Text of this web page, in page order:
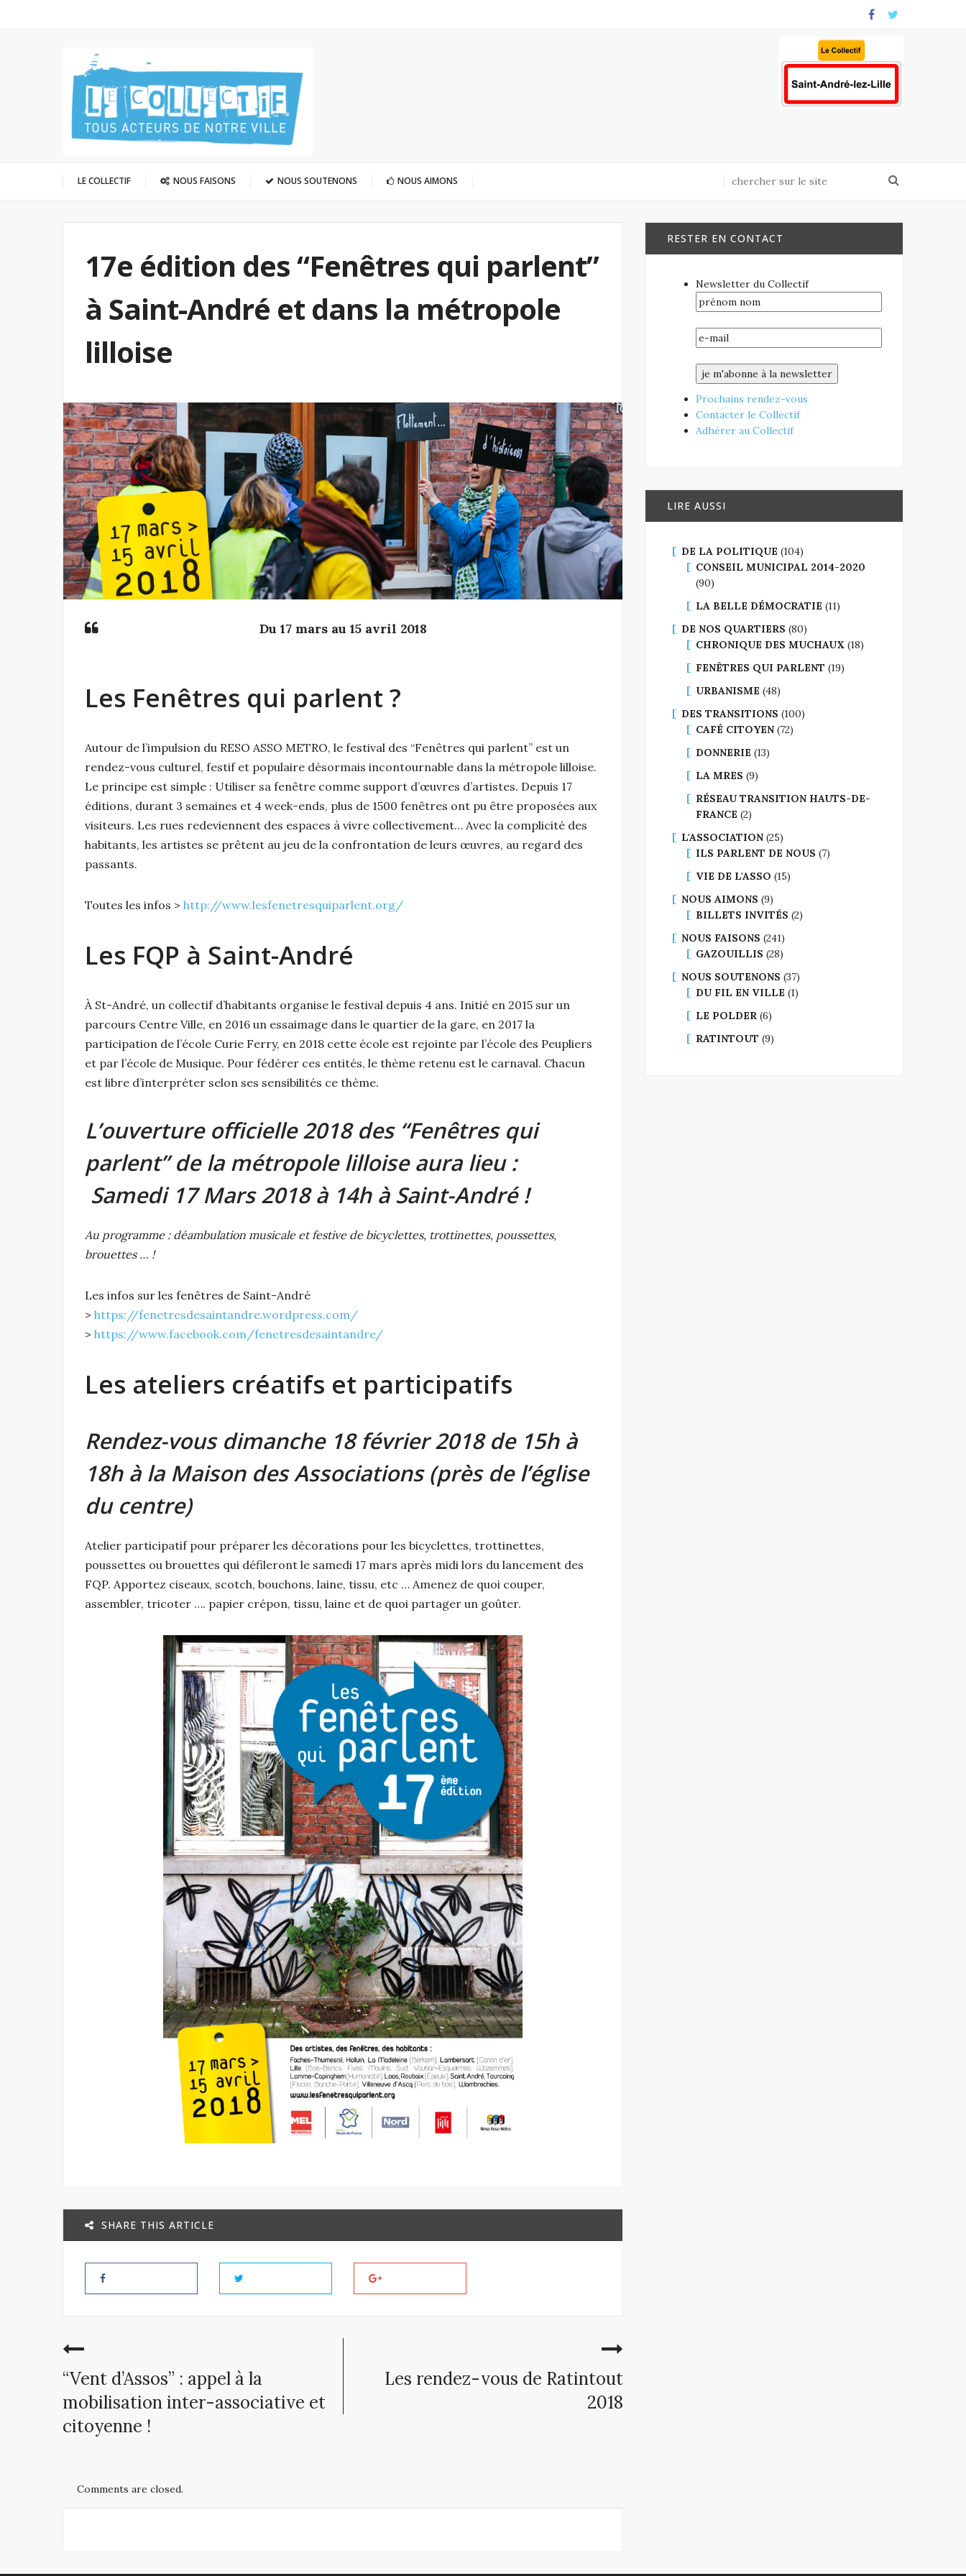
LE COLLECTIF NOUS FAISONS NOUS SOUTENONS NOUS AIMONS
17e édition des “Fenêtres qui parlent”
à Saint-André et dans la métropole
lilloise
Du 17 mars au 15 avril 2018
Les Fenêtres qui parlent ?
Autour de l’impulsion du RESO ASSO METRO, le festival des “Fenêtres qui parlent” est un
rendez-vous culturel, festif et populaire désormais incontournable dans la métropole lilloise.
Le principe est simple : Utiliser sa fenêtre comme support d’œuvres d’artistes. Depuis 17
éditions, durant 3 semaines et 4 week-ends, plus de 1500 fenêtres ont pu être proposées aux
visiteurs. Les rues redeviennent des espaces à vivre collectivement… Avec la complicité des
habitants, les artistes se prêtent au jeu de la confrontation de leurs œuvres, au regard des
passants.
Toutes les infos > http://www.lesfenetresquiparlent.org/
Les FQP à Saint-André
À St-André, un collectif d’habitants organise le festival depuis 4 ans. Initié en 2015 sur un
parcours Centre Ville, en 2016 un essaimage dans le quartier de la gare, en 2017 la
participation de l’école Curie Ferry, en 2018 cette école est rejointe par l’école des Peupliers
et par l’école de Musique. Pour fédérer ces entités, le thème retenu est le carnaval. Chacun
est libre d’interpréter selon ses sensibilités ce thème.
L’ouverture officielle 2018 des “Fenêtres qui
parlent” de la métropole lilloise aura lieu :
Samedi 17 Mars 2018 à 14h à Saint-André !
Au programme : déambulation musicale et festive de bicyclettes, trottinettes, poussettes,
brouettes … !
Les infos sur les fenêtres de Saint-André
> https://fenetresdesaintandre.wordpress.com/
> https://www.facebook.com/fenetresdesaintandre/
Les ateliers créatifs et participatifs
Rendez-vous dimanche 18 février 2018 de 15h à
18h à la Maison des Associations (près de l’église
du centre)
Atelier participatif pour préparer les décorations pour les bicyclettes, trottinettes,
poussettes ou brouettes qui défileront le samedi 17 mars après midi lors du lancement des
FQP. Apportez ciseaux, scotch, bouchons, laine, tissu, etc … Amenez de quoi couper,
assembler, tricoter …. papier crépon, tissu, laine et de quoi partager un goûter.
SHARE THIS ARTICLE
“Vent d’Assos” : appel à la
mobilisation inter-associative et
citoyenne !
Les rendez-vous de Ratintout
2018
Comments are closed.
RESTER EN CONTACT
Newsletter du Collectif
Prochains rendez-vous
Contacter le Collectif
Adhérer au Collectif
LIRE AUSSI
DE LA POLITIQUE (104)
CONSEIL MUNICIPAL 2014-2020
(90)
LA BELLE DÉMOCRATIE (11)
DE NOS QUARTIERS (80)
CHRONIQUE DES MUCHAUX (18)
FENÊTRES QUI PARLENT (19)
URBANISME (48)
DES TRANSITIONS (100)
CAFÉ CITOYEN (72)
DONNERIE (13)
LA MRES (9)
RÉSEAU TRANSITION HAUTS-DE-
FRANCE (2)
L'ASSOCIATION (25)
ILS PARLENT DE NOUS (7)
VIE DE L'ASSO (15)
NOUS AIMONS (9)
BILLETS INVITÉS (2)
NOUS FAISONS (241)
GAZOUILLIS (28)
NOUS SOUTENONS (37)
DU FIL EN VILLE (1)
LE POLDER (6)
RATINTOUT (9)